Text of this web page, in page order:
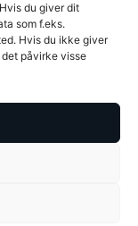
du giver dit
som f.eks.
Hvis du ikke giver
påvirke visse